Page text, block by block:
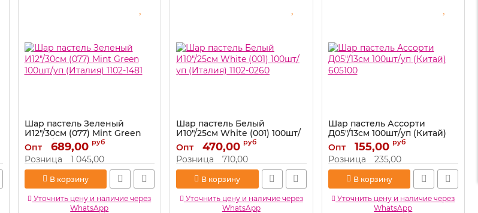
Шар пастель Зеленый
И12"/30см (077) Mint Green
100шт/уп (Италия) 1102-1481
Артикул: 1102-1481
Опт 689,00 руб
Розница 1 045,00
В корзину
Уточнить цену и наличие через
WhatsApp
Шар пастель Белый
И10"/25см White (001) 100шт/
уп (Италия) 1102-0260
Артикул: 1102-0260
Опт 470,00 руб
Розница 710,00
В корзину
Уточнить цену и наличие через
WhatsApp
Шар пастель Ассорти
Д05"/13см 100шт/уп (Китай)
605100
Артикул: 605100
Опт 155,00 руб
Розница 235,00
В корзину
Уточнить цену и наличие через
WhatsApp